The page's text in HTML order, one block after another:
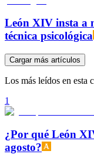
León XIV insta a
técnica psicológica
Cargar más artículos
Los más leídos en esta
1
¿Por qué León
agosto?